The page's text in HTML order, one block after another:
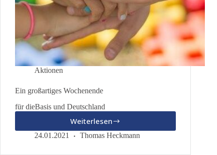
Aktionen
Ein großartiges Wochenende
für dieBasis und Deutschland
Weiterlesen
Ein
großartiges
24.01.2021 Thomas Heckmann